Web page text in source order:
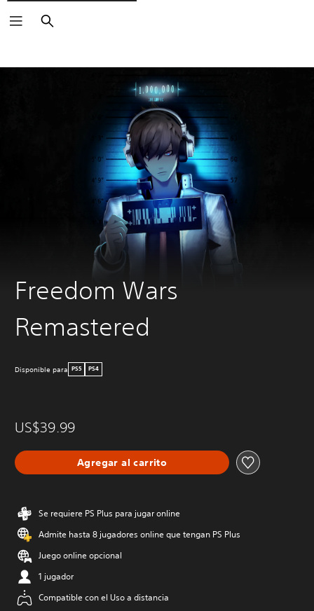
Buscar
Freedom Wars
Remastered
Disponible para PS5 PS4
US$39.99
Agregar al carrito
Se requiere PS Plus para jugar online
Admite hasta 8 jugadores online que tengan PS Plus
Juego online opcional
1 jugador
Compatible con el Uso a distancia